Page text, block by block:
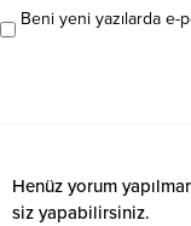
Beni yeni yazılarda e-
Henüz yorum
siz yapabilirsiniz.